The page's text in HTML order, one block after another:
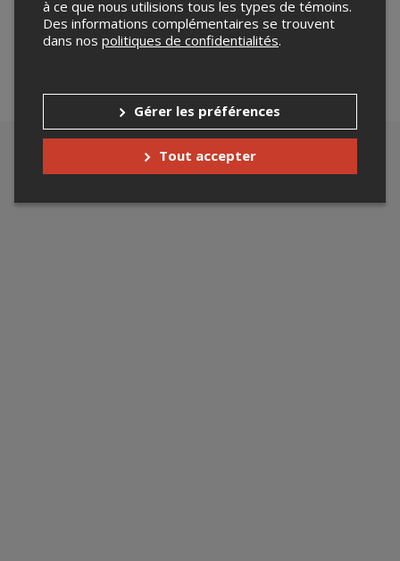
à ce que nous utilisions tous les types de témoins.
Des informations complémentaires se trouvent
dans nos politiques de confidentialités.
Gérer les préférences
Tout accepter